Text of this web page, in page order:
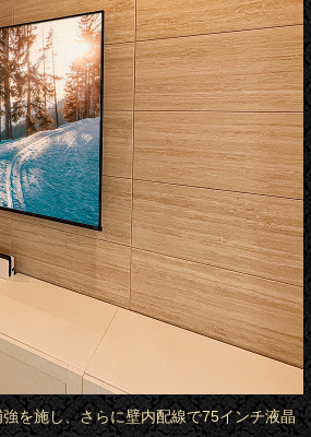
を施し、さらに壁内配線で75インチ液晶